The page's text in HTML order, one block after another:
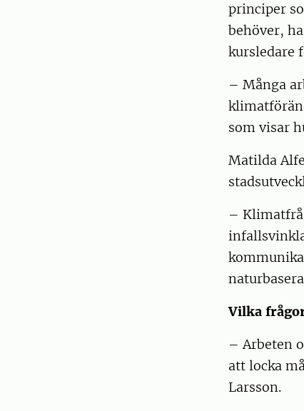
principer
behöver,
kursledare
– Många
som visar
Matilda
–
Vilka
– Arbeten
att locka
Larsson.